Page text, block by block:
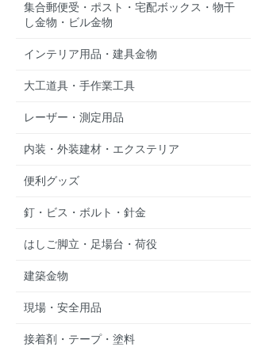
集合郵便受・ポスト・宅配ボックス・物干
し金物・ビル金物
インテリア用品・建具金物
大工道具・手作業工具
レーザー・測定用品
内装・外装建材・エクステリア
便利グッズ
釘・ビス・ボルト・針金
はしご脚立・足場台・荷役
建築金物
現場・安全用品
接着剤・テープ・塗料